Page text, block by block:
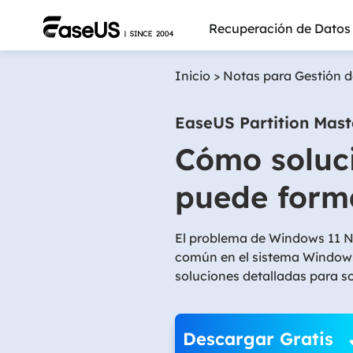
Recuperación de Datos
Inicio > Notas para Gestión
EaseUS Partition
Cómo
puede
El problema de Windows 11
común en el sistema
soluciones detalladas para
Descargar Gratis